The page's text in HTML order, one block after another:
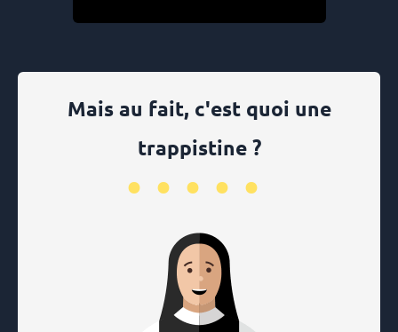
Mais au fait, c'est quoi une
trappistine ?
•••••